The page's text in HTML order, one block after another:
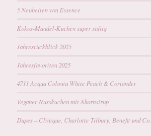
5 Neuheiten von Essence
Kokos-Mandel-Kuchen super saftig
Jahresrückblick 2025
Jahresfavoriten 2025
4711 Acqua Colonia White Peach & Coriander
Veganer Nusskuchen mit Ahornsirup
Dupes – Clinique, Charlotte Tilbury, Benefit und Co.